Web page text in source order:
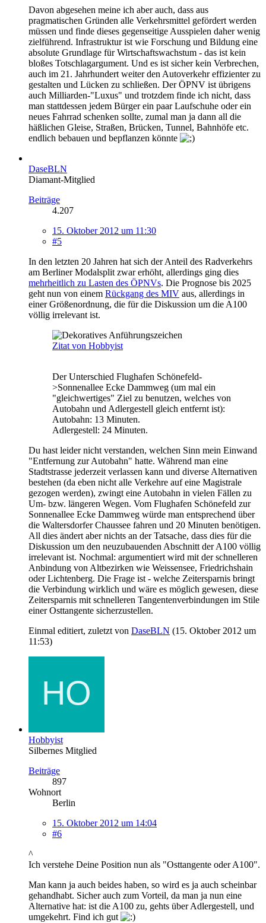
Davon abgesehen meine ich aber auch, dass aus
pragmatischen Gründen alle Verkehrsmittel gefördert werden
müssen und finde dieses gegenseitige Ausspielen daher wenig
zielführend. Infrastruktur ist wie Forschung und Bildung eine
absolute Grundlage für Wirtschaftswachstum - das ist kein
bloßes Totschlagargument. Und es ist sicher kein Verbrechen,
auch im 21. Jahrhundert weiter den Autoverkehr effizienter zu
gestalten und Lücken zu schließen. Der ÖPNV ist übrigens
auch Milliarden-"Luxus" und trotzdem finde ich nicht, dass
man stattdessen jedem Bürger ein paar Laufschuhe oder ein
neues Fahrrad schenken sollte, zumal man ja dann all die
häßlichen Gleise, Straßen, Brücken, Tunnel, Bahnhöfe etc.
endlich bebauen und bepflanzen könnte
DaseBLN
Diamant-Mitglied
Beiträge
4.207
15. Oktober 2012 um 11:30
#5
In den letzten 20 Jahren hat sich der Anteil des Radverkehrs
am Berliner Modalsplit zwar erhöht, allerdings ging dies
mehrheitlich zu Lasten des ÖPNVs. Die Prognose bis 2025
geht nun von einem Rückgang des MIV aus, allerdings in
einer Größenordnung, die für die Diskussion um die A100
völlig irrelevant ist.
Zitat von Hobbyist
Der Unterschied Flughafen Schönefeld-
>Sonnenallee Ecke Dammweg (um mal ein
"gleichwertiges" Ziel zu benutzen, welches von
Autobahn und Adlergestell gleich entfernt ist):
Autobahn: 13 Minuten.
Adlergestell: 24 Minuten.
Du hast leider nicht verstanden, welchen Sinn mein Einwand
"Entfernung zur Autobahn" hatte. Während man eine
Stadtstrasse jederzeit verlassen kann und diverse Alternativen
bestehen (da eben nicht alle Verkehre auf eine Magistrale
gezogen werden), zwingt eine Autobahn in vielen Fällen zu
Um- bzw. längeren Wegen. Vom Flughafen Schönefeld zur
Sonnenallee Ecke Dammweg würde man entsprechend über
die Waltersdorfer Chaussee fahren und 20 Minuten benötigen.
All dies ändert aber nichts an der Tatsache, dass dies für die
Diskussion um den neuzubauenden Abschnitt der A100 völlig
irrelevant ist. Nochmal: argumentiert wird mit der schnelleren
Anbindung von Altbezirken wie Weissensee, Friedrichshain
oder Lichtenberg. Die Frage ist - welche Zeitersparnis bringt
die Verbindung wirklich und wäre es möglich gewesen, diese
Zeitersparnis mit schnelleren Tangentenverbindungen im Stile
einer Osttangente sicherzustellen.
Einmal editiert, zuletzt von DaseBLN (15. Oktober 2012 um
11:53)
Hobbyist
Silbernes Mitglied
Beiträge
897
Wohnort
Berlin
15. Oktober 2012 um 14:04
#6
^
Ich verstehe Deine Position nun als "Osttangente oder A100".
Man kann ja auch beides haben, so wird es ja auch scheinbar
gehandhabt. Sicher auch zum Vorteil, da man ja nun eine
Alternative hat: ist die A100 zu, gehts über Adlergestell, und
umgekehrt. Find ich gut